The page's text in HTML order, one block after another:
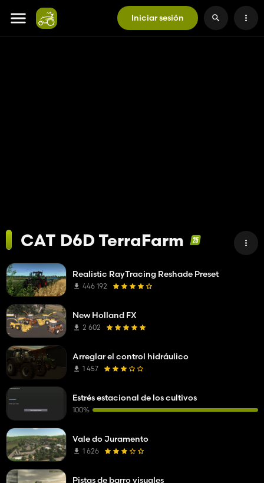
Iniciar sesión
CAT D6D TerraFarm
Realistic RayTracing Reshade Preset
446 192
New Holland FX
2 602
Arreglar el control hidráulico
1 457
Estrés estacional de los cultivos
100%
Vale do Juramento
1 626
Pistas de barro visuales